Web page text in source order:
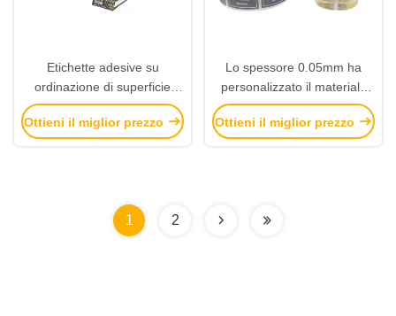
Etichette adesive su
ordinazione di superficie
lucide UV/stampa dello
schermo per la bottiglia di
Ottieni il miglior prezzo
Lo spessore 0.05mm ha
personalizzato il materiale
del vinile delle etichette
adesive con la laminazione
Ottieni il miglior prezzo
1 2